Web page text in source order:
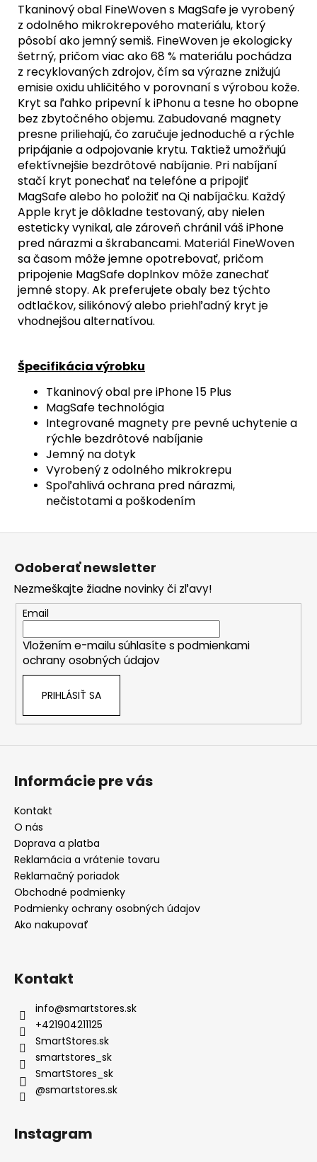
Tkaninový obal FineWoven s MagSafe je vyrobený
z odolného mikrokrepového materiálu, ktorý
pôsobí ako jemný semiš. FineWoven je ekologicky
šetrný, pričom viac ako 68 % materiálu pochádza
z recyklovaných zdrojov, čím sa výrazne znižujú
emisie oxidu uhličitého v porovnaní s výrobou kože.
Kryt sa ľahko pripevní k iPhonu a tesne ho obopne
bez zbytočného objemu. Zabudované magnety
presne priliehajú, čo zaručuje jednoduché a rýchle
pripájanie a odpojovanie krytu. Taktiež umožňujú
efektívnejšie bezdrôtové nabíjanie. Pri nabíjaní
stačí kryt ponechať na telefóne a pripojiť
MagSafe alebo ho položiť na Qi nabíjačku. Každý
Apple kryt je dôkladne testovaný, aby nielen
esteticky vynikal, ale zároveň chránil váš iPhone
pred nárazmi a škrabancami. Materiál FineWoven
sa časom môže jemne opotrebovať, pričom
pripojenie MagSafe doplnkov môže zanechať
jemné stopy. Ak preferujete obaly bez týchto
odtlačkov, silikónový alebo priehľadný kryt je
vhodnejšou alternatívou.
Špecifikácia výrobku
Tkaninový obal pre iPhone 15 Plus
MagSafe technológia
Integrované magnety pre pevné uchytenie a
rýchle bezdrôtové nabíjanie
Jemný na dotyk
Vyrobený z odolného mikrokrepu
Spoľahlivá ochrana pred nárazmi,
nečistotami a poškodením
Z
Odoberať newsletter
Nezmeškajte žiadne novinky či zľavy!
Email
Vložením e-mailu súhlasíte s podmienkami
ochrany osobných údajov
PRIHLÁSIŤ SA
Informácie pre vás
Kontakt
O nás
Doprava a platba
Reklamácia a vrátenie tovaru
Reklamačný poriadok
Obchodné podmienky
Podmienky ochrany osobných údajov
Ako nakupovať
Kontakt
info@smartstores.sk
+421904211125
SmartStores.sk
smartstores_sk
SmartStores_sk
@smartstores.sk
Instagram